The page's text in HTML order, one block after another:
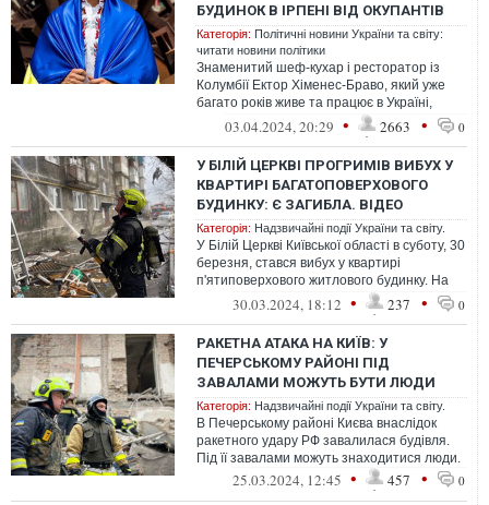
БУДИНОК В ІРПЕНІ ВІД ОКУПАНТІВ
Категорія: Політичні новини України та світу:
читати новини політики
Знаменитий шеф-кухар і ресторатор із
Колумбії Ектор Хіменес-Браво, який уже
багато років живе та працює в Україні,
вразив історією про свій будинок в ...
03.04.2024, 20:29 • 2663 • 0
У БІЛІЙ ЦЕРКВІ ПРОГРИМІВ ВИБУХ У
КВАРТИРІ БАГАТОПОВЕРХОВОГО
БУДИНКУ: Є ЗАГИБЛА. ВІДЕО
Категорія: Надзвичайні події України та світу.
У Білій Церкві Київської області в суботу, 30
березня, стався вибух у квартирі
п'ятиповерхового житлового будинку. На
місці події працюють рятувальник...
30.03.2024, 18:12 • 237 • 0
РАКЕТНА АТАКА НА КИЇВ: У
ПЕЧЕРСЬКОМУ РАЙОНІ ПІД
ЗАВАЛАМИ МОЖУТЬ БУТИ ЛЮДИ
Категорія: Надзвичайні події України та світу.
В Печерському районі Києва внаслідок
ракетного удару РФ завалилася будівля.
Під її завалами можуть знаходитися люди.
25.03.2024, 12:45 • 457 • 0